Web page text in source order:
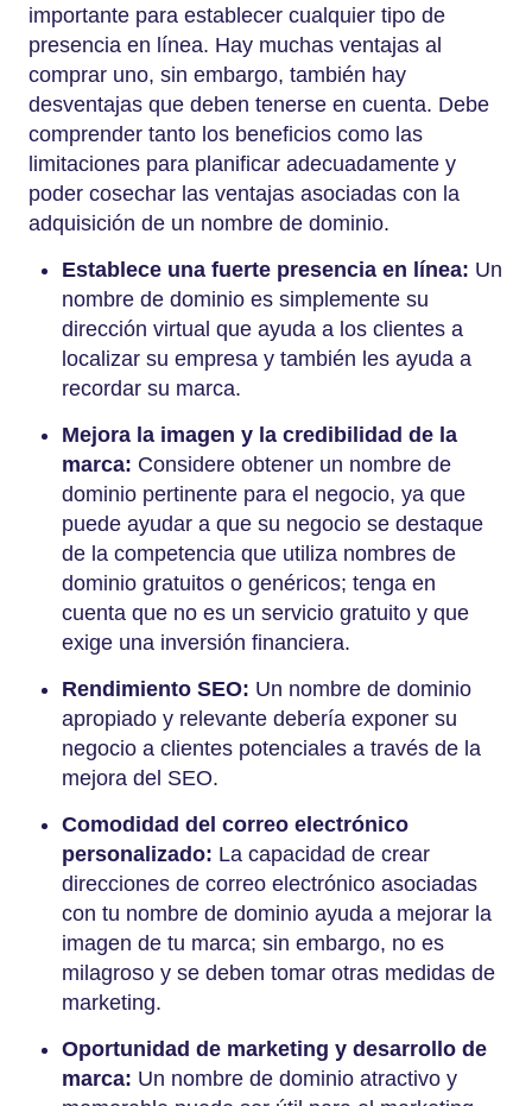
importante para establecer cualquier tipo de
presencia en línea. Hay muchas ventajas al
comprar uno, sin embargo, también hay
desventajas que deben tenerse en cuenta. Debe
comprender tanto los beneficios como las
limitaciones para planificar adecuadamente y
poder cosechar las ventajas asociadas con la
adquisición de un nombre de dominio.
Establece una fuerte presencia en línea: Un
nombre de dominio es simplemente su
dirección virtual que ayuda a los clientes a
localizar su empresa y también les ayuda a
recordar su marca.
Mejora la imagen y la credibilidad de la
marca: Considere obtener un nombre de
dominio pertinente para el negocio, ya que
puede ayudar a que su negocio se destaque
de la competencia que utiliza nombres de
dominio gratuitos o genéricos; tenga en
cuenta que no es un servicio gratuito y que
exige una inversión financiera.
Rendimiento SEO: Un nombre de dominio
apropiado y relevante debería exponer su
negocio a clientes potenciales a través de la
mejora del SEO.
Comodidad del correo electrónico
personalizado: La capacidad de crear
direcciones de correo electrónico asociadas
con tu nombre de dominio ayuda a mejorar la
imagen de tu marca; sin embargo, no es
milagroso y se deben tomar otras medidas de
marketing.
Oportunidad de marketing y desarrollo de
marca: Un nombre de dominio atractivo y